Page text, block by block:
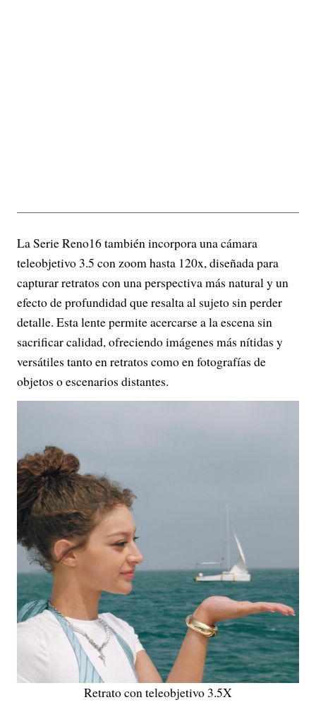
La Serie Reno16 también incorpora una cámara
teleobjetivo 3.5 con zoom hasta 120x, diseñada para
capturar retratos con una perspectiva más natural y un
efecto de profundidad que resalta al sujeto sin perder
detalle. Esta lente permite acercarse a la escena sin
sacrificar calidad, ofreciendo imágenes más nítidas y
versátiles tanto en retratos como en fotografías de
objetos o escenarios distantes.
Retrato con teleobjetivo 3.5X